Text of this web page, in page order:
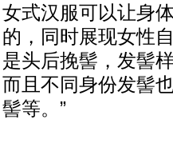
女式汉服可以让身
的，同时展现女性
是头后挽髻，发髻
而且不同身份发髻
髻等。”